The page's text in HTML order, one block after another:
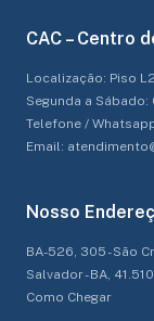
CAC – Centro
Localização: Piso L2
Segunda a Sábado:
Telefone /
Email:
Nosso
BA-526, 305 - São
Salvador - BA,
Como Chegar